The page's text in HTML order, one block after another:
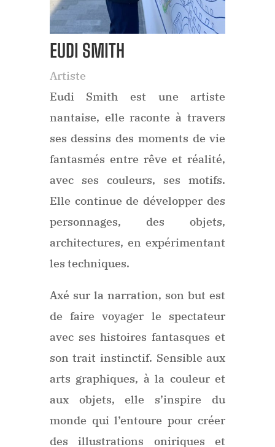
EUDI SMITH
Artiste
Eudi Smith est une artiste
nantaise, elle raconte à travers
ses dessins des moments de vie
fantasmés entre rêve et réalité,
avec ses couleurs, ses motifs.
Elle continue de développer des
personnages, des objets,
architectures, en expérimentant
les techniques.
Axé sur la narration, son but est
de faire voyager le spectateur
avec ses histoires fantasques et
son trait instinctif. Sensible aux
arts graphiques, à la couleur et
aux objets, elle s’inspire du
monde qui l’entoure pour créer
des illustrations oniriques et